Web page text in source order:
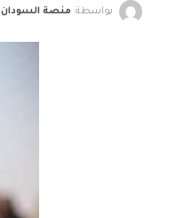
بواسطة منصة السودان